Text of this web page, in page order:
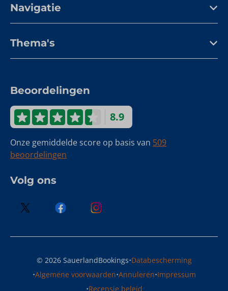
Navigatie
Thema's
Beoordelingen
8.9
Onze gemiddelde score op basis van 509
beoordelingen
Volg ons
© 2026 SauerlandBookings·Databescherming
·Algemene voorwaarden·Annuleren·Impressum
Recensie beleid